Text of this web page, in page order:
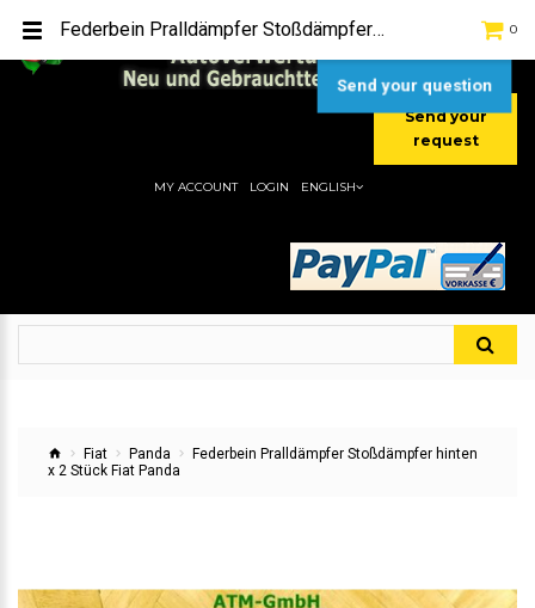
[+49] (0) 2232-5205
[+49] (0) 177 / 4080033
Send your
request
0
MY ACCOUNT LOGIN ENGLISH
Fiat Panda
Federbein Pralldämpfer Stoßdämpfer hinten
x 2 Stück Fiat Panda
Federbein Pralldämpfer Stoßdämpfer hinten x 2 Stück Fiat Panda
Send your question